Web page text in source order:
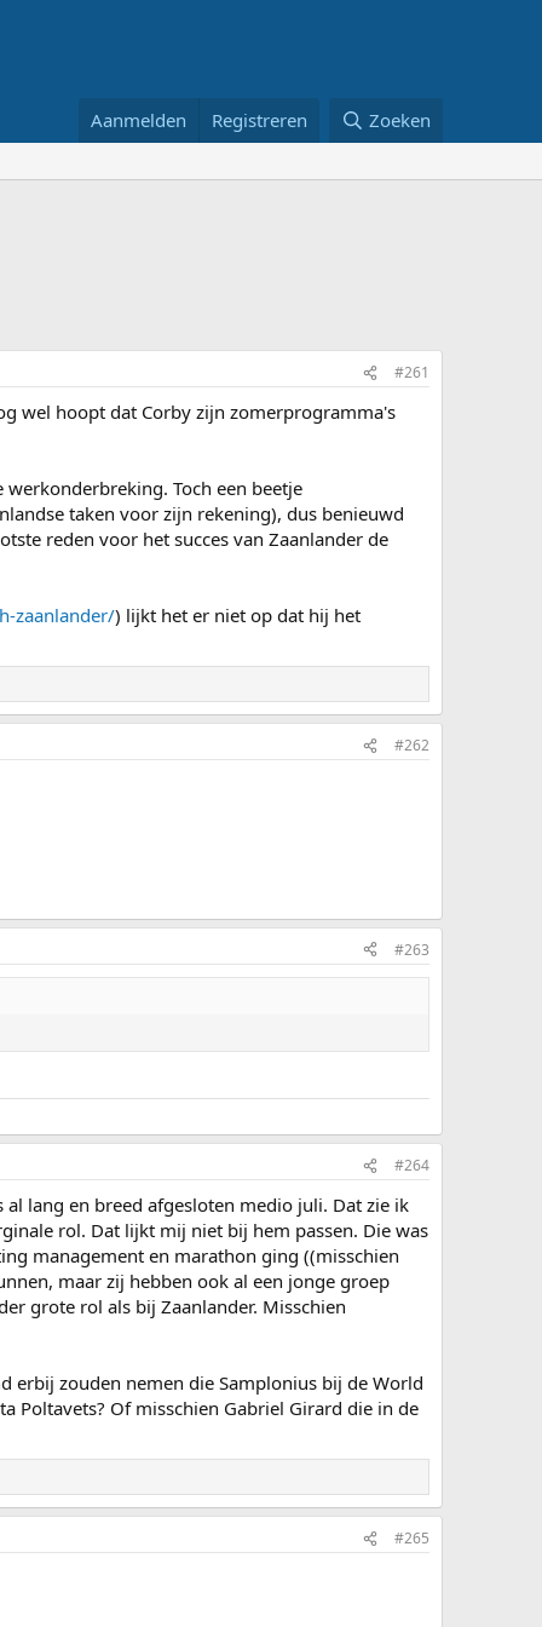
Aanmelden Registreren Zoeken
#261
wel hoopt dat Corby zijn zomerprogramma's
Toch een beetje
taken voor zijn rekening), dus benieuwd
reden voor het succes van Zaanlander de
zaanlander/) lijkt het er niet op dat hij het
#262
#263
#264
lang en breed afgesloten medio juli. Dat zie ik
rol. Dat lijkt mij niet bij hem passen. Die was
management en marathon ging ((misschien
maar zij hebben ook al een jonge groep
grote rol als bij Zaanlander. Misschien
erbij zouden nemen die Samplonius bij de World
Poltavets? Of misschien Gabriel Girard die in de
#265